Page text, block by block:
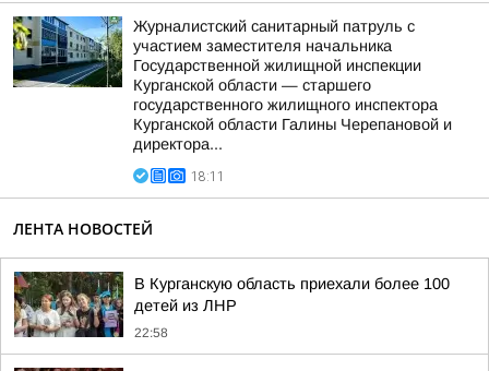
Журналистский санитарный патруль с
участием заместителя начальника
Государственной жилищной инспекции
Курганской области — старшего
государственного жилищного инспектора
Курганской области Галины Черепановой и
директора...
18:11
ЛЕНТА НОВОСТЕЙ
В Курганскую область приехали более 100
детей из ЛНР
22:58